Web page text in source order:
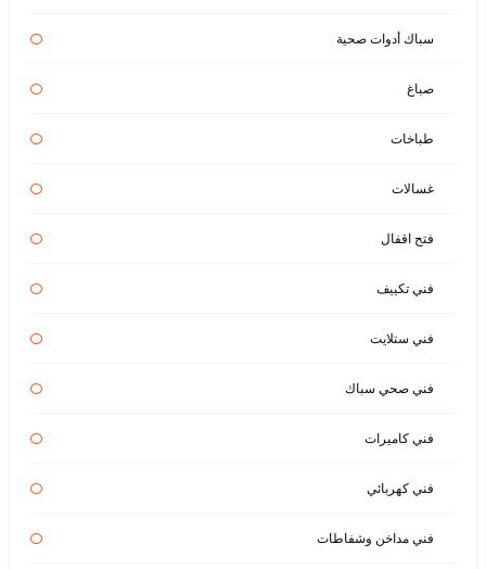
سباك أدوات صحية
صباغ
طباخات
غسالات
فتح اقفال
فني تكييف
فني ستلايت
فني صحي سباك
فني كاميرات
فني كهربائي
فني مداخن وشفاطات